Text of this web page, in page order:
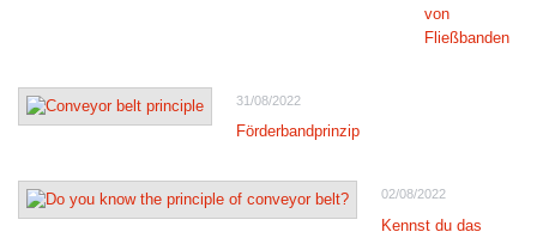
von
Fließbanden
31/08/2022
Förderbandprinzip
02/08/2022
Kennst du das